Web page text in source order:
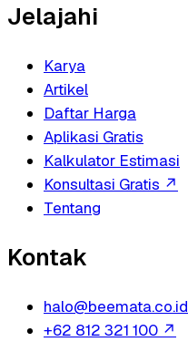
Jelajahi
Karya
Artikel
Daftar Harga
Aplikasi Gratis
Kalkulator Estimasi
Konsultasi Gratis ↗
Tentang
Kontak
halo@beemata.co.id
+62 812 321 100 ↗